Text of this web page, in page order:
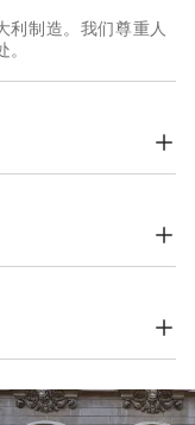
利制造。我们尊重人
用于储存和再使用，
从周一到周五执行，